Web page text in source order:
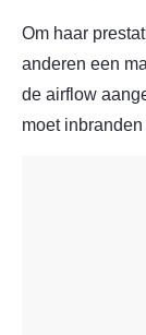
Om haar
anderen een
de airflow
moet